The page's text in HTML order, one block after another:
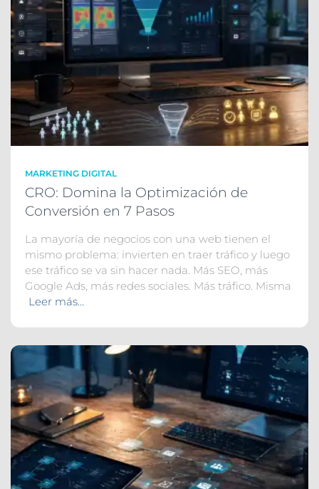
MARKETING DIGITAL
CRO: Domina la Optimización de
Conversión en 7 Pasos
La mayoría de negocios con una web tienen el
mismo problema: invierten en traer tráfico y luego
ese tráfico se va sin hacer nada. Más SEO, más
Google Ads, más redes sociales. Más tráfico. Misma
Leer más…